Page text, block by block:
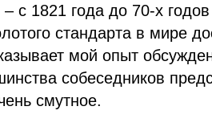
– с 1821 года до 70-х
стандарта в мире
мой опыт
собеседников
смутное.